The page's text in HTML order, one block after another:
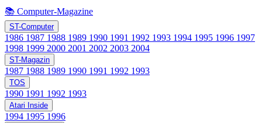
📚 Computer-Magazine
ST-Computer
1986 1987 1988 1989 1990 1991 1992 1993 1994 1995 1996 1997
1998 1999 2000 2001 2002 2003 2004
ST-Magazin
1987 1988 1989 1990 1991 1992 1993
TOS
1990 1991 1992 1993
Atari Inside
1994 1995 1996